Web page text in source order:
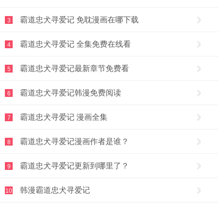
3 霸道忠犬寻爱记 免耽漫画在哪下载
4 霸道忠犬寻爱记 全集免费在线看
5 霸道忠犬寻爱记最新章节免费看
6 霸道忠犬寻爱记韩漫免费阅读
7 霸道忠犬寻爱记 漫画全集
8 霸道忠犬寻爱记漫画作者是谁？
9 霸道忠犬寻爱记更新到哪里了？
10 韩漫霸道忠犬寻爱记